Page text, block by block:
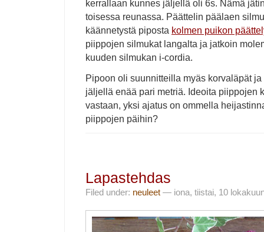
kerrallaan kunnes jäljellä oli 6s. Nämä
toisessa reunassa. Päättelin päälaen
käännetystä piposta kolmen puikon
piippojen silmukat langalta ja jatkoin
kuuden silmukan i-cordia.
Pipoon oli suunnitteilla myäs korvaläpät
jäljellä enää pari metriä. Ideoita piippojen
vastaan, yksi ajatus on ommella
piippojen päihin?
Lapastehdas
Filed under: neuleet — iona, tiistai, 10